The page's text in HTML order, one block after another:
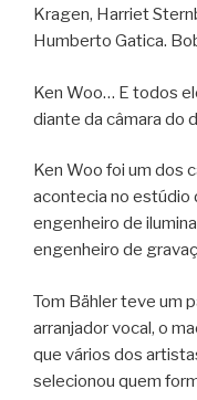
Kragen, Harriet
Humberto Gatica.
Ken Woo… E todos
diante da câmara do
Ken Woo foi um dos
acontecia no estúdio
engenheiro de
engenheiro de
Tom Bähler teve um
arranjador vocal, o
que vários dos
selecionou quem